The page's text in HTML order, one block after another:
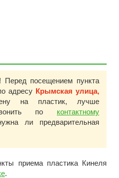
Перед посещением пункта
адресу Крымская улица,
на пластик, лучше
по контактному
ли предварительная
приема пластика Кинеля
.